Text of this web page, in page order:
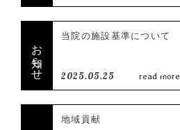
お知らせ
当院の施設基準について
2025.05.25 read more
地域貢献